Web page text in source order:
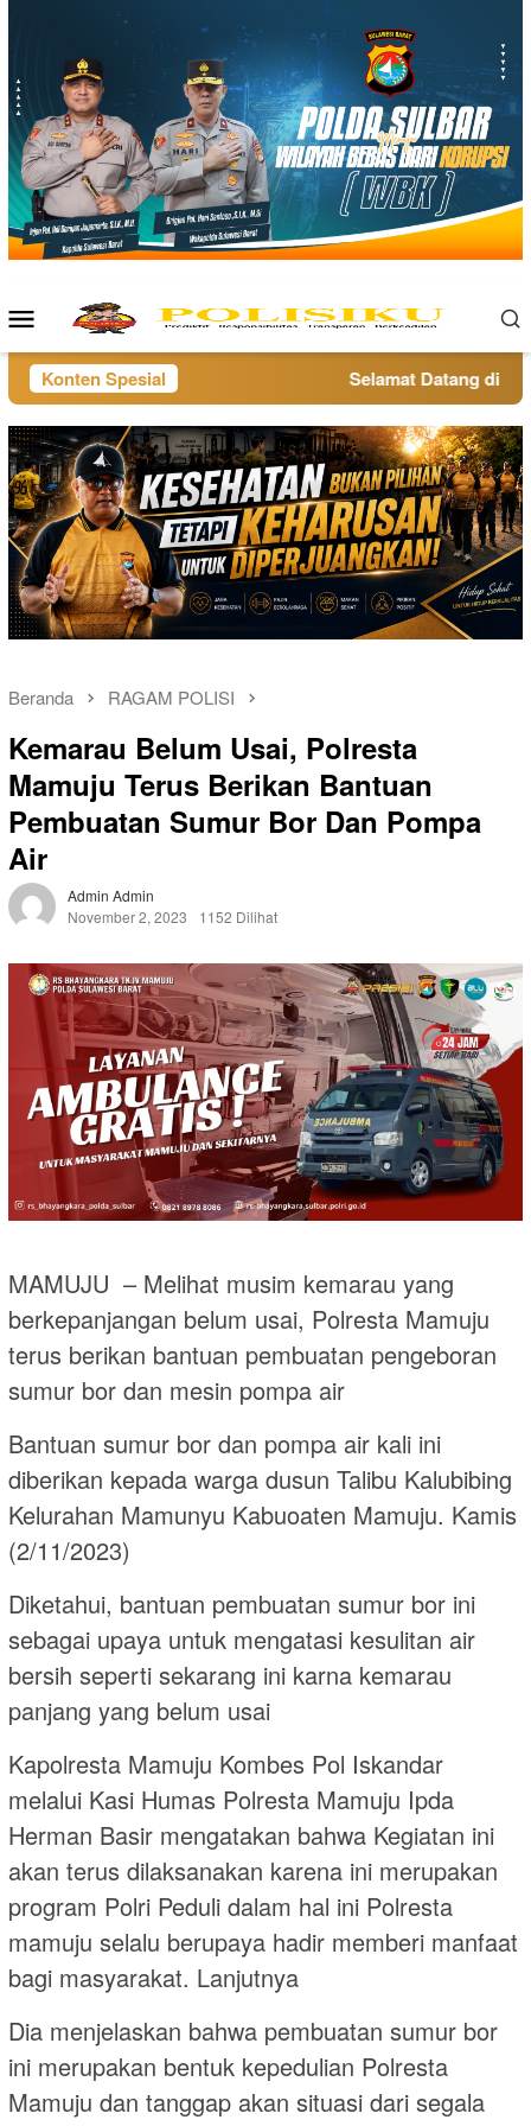
Menu
Mobile
Konten Spesial Selamat Datang di
Beranda RAGAM POLISI
Kemarau Belum Usai, Polresta
Mamuju Terus Berikan Bantuan
Pembuatan Sumur Bor Dan Pompa
Air
Admin Admin
November 2, 2023
1152 Dilihat
MAMUJU – Melihat musim kemarau yang
berkepanjangan belum usai, Polresta Mamuju
terus berikan bantuan pembuatan pengeboran
sumur bor dan mesin pompa air
Bantuan sumur bor dan pompa air kali ini
diberikan kepada warga dusun Talibu Kalubibing
Kelurahan Mamunyu Kabuoaten Mamuju. Kamis
(2/11/2023)
Diketahui, bantuan pembuatan sumur bor ini
sebagai upaya untuk mengatasi kesulitan air
bersih seperti sekarang ini karna kemarau
panjang yang belum usai
Kapolresta Mamuju Kombes Pol Iskandar
melalui Kasi Humas Polresta Mamuju Ipda
Herman Basir mengatakan bahwa Kegiatan ini
akan terus dilaksanakan karena ini merupakan
program Polri Peduli dalam hal ini Polresta
mamuju selalu berupaya hadir memberi manfaat
bagi masyarakat. Lanjutnya
Dia menjelaskan bahwa pembuatan sumur bor
ini merupakan bentuk kepedulian Polresta
Mamuju dan tanggap akan situasi dari segala